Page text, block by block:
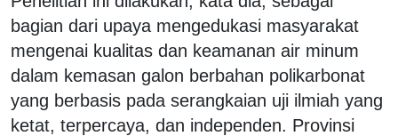
bagian dari upaya mengedukasi masyarakat
mengenai kualitas dan keamanan air minum
dalam kemasan galon berbahan polikarbonat
yang berbasis pada serangkaian uji ilmiah yang
ketat, terpercaya, dan independen. Provinsi